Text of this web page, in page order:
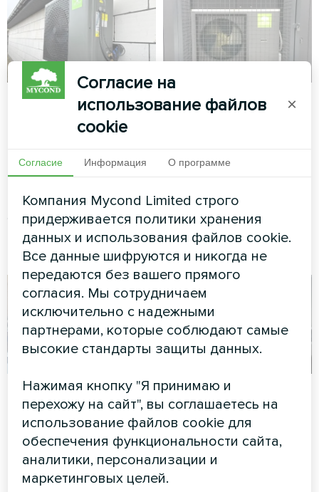
Отдельная вилла с
тепловыми
Split серии BeeHeat
Split серии BeeHeat
обеспечивают эффективное
отопление и охлаждение
круглый год.
Автомойка
Частный дом
Тепловой насос типа сплит
серии HEVI MHS-U09HH и
MHS-U18HH
Коттедж
Сплит-тепловой насос Artic
Home серии Smart
Согласие на
использование файлов
cookie
×
Согласие Информация О программе
Компания Mycond Limited строго
придерживается политики хранения
данных и использования файлов cookie.
Все данные шифруются и никогда не
передаются без вашего прямого
согласия. Мы сотрудничаем
исключительно с надежными
партнерами, которые соблюдают самые
высокие стандарты защиты данных.
Нажимая кнопку "Я принимаю и
перехожу на сайт", вы соглашаетесь на
использование файлов cookie для
обеспечения функциональности сайта,
аналитики, персонализации и
маркетинговых целей.